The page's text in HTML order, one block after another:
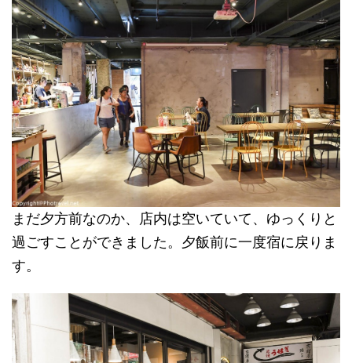
まだ夕方前なのか、店内は空いていて、ゆっくりと
過ごすことができました。夕飯前に一度宿に戻りま
す。